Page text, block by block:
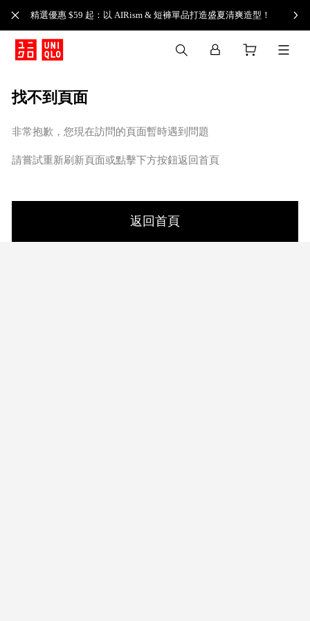
精選優惠 $59 起：以 AIRism & 短褲單品打造盛夏清爽造型！
找不到頁面
非常抱歉，您現在訪問的頁面暫時遇到問題
請嘗試重新刷新頁面或點擊下方按鈕返回首頁
返回首頁